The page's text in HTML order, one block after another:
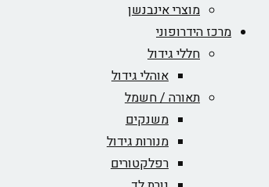
מוצרי אינבנשן
מרכז הידרופוני
חללי גידול
אוהלי גידול
תאורה / חשמל
משנקים
מנורות גידול
רפלקטורים